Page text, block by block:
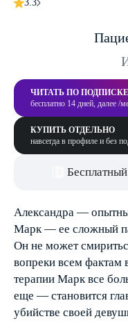
3.3
ЧИТАТЬ ПО ПОДПИСКЕ
бесплатно 14 дней, далее /
КУПИТЬ ОТДЕЛЬНО
навсегда в профиле и без
Александра —
Марк — ее сложный
Он не может
вопреки всем фактам
терапии Марк все
еще — становится
убийстве своей